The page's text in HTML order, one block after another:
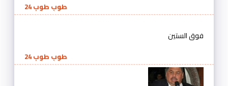
طوب طوب 24
فوق الستين
طوب طوب 24